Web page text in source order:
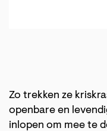
Zo trekken ze
openbare en
inlopen om mee te